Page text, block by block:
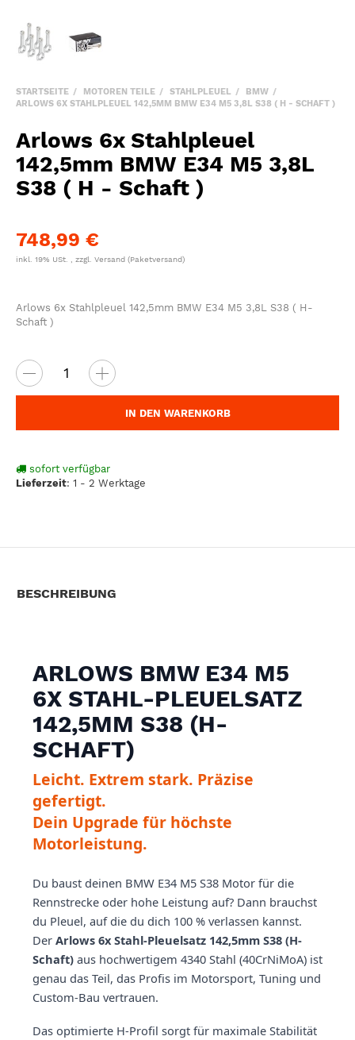
STARTSEITE MOTOREN TEILE STAHLPLEUEL
BMW
ARLOWS 6X STAHLPLEUEL 142,5MM BMW E34 M5 3,8L S38 ( H - SCHAFT )
Arlows 6x Stahlpleuel
142,5mm BMW E34 M5 3,8L
S38 ( H - Schaft )
748,99 €
inkl. 19% USt. , zzgl. Versand (Paketversand)
Arlows 6x Stahlpleuel 142,5mm BMW E34 M5 3,8L S38 ( H-
Schaft )
IN DEN WARENKORB
sofort verfügbar
Lieferzeit: 1 - 2 Werktage
BESCHREIBUNG
ARLOWS BMW E34 M5
6X STAHL-PLEUELSATZ
142,5MM S38 (H-
SCHAFT)
Leicht. Extrem stark. Präzise
gefertigt.
Dein Upgrade für höchste
Motorleistung.
Du baust deinen BMW E34 M5 S38 Motor für die
Rennstrecke oder hohe Leistung auf? Dann brauchst
du Pleuel, auf die du dich 100 % verlassen kannst.
Der Arlows 6x Stahl-Pleuelsatz 142,5mm S38 (H-
Schaft) aus hochwertigem 4340 Stahl (40CrNiMoA) ist
genau das Teil, das Profis im Motorsport, Tuning und
Custom-Bau vertrauen.
Das optimierte H-Profil sorgt für maximale Stabilität